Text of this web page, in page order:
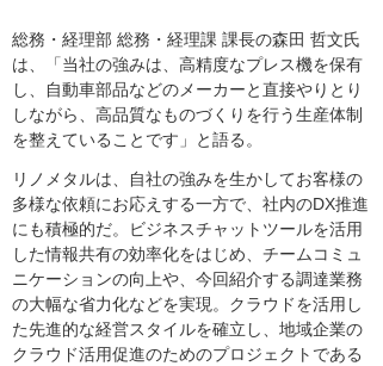
総務・経理部 総務・経理課 課長の森田 哲文氏
は、「当社の強みは、高精度なプレス機を保有
し、自動車部品などのメーカーと直接やりとり
しながら、高品質なものづくりを行う生産体制
を整えていることです」と語る。
リノメタルは、自社の強みを生かしてお客様の
多様な依頼にお応えする一方で、社内のDX推進
にも積極的だ。ビジネスチャットツールを活用
した情報共有の効率化をはじめ、チームコミュ
ニケーションの向上や、今回紹介する調達業務
の大幅な省力化などを実現。クラウドを活用し
た先進的な経営スタイルを確立し、地域企業の
クラウド活用促進のためのプロジェクトである